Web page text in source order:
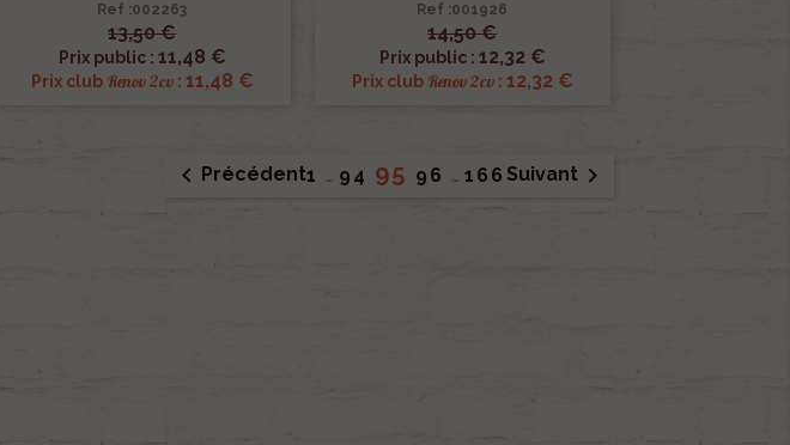
Ref :002263
13,50 €
Prix public : 11,48 €
Prix club Renov 2cv: 11,48 €
 Aperçu rapide
Ref :001926
14,50 €
Prix public : 12,32 €
Prix club Renov 2cv: 12,32 €
 Aperçu rapide
 Précédent1 … 94 95 96 … 166 Suivant